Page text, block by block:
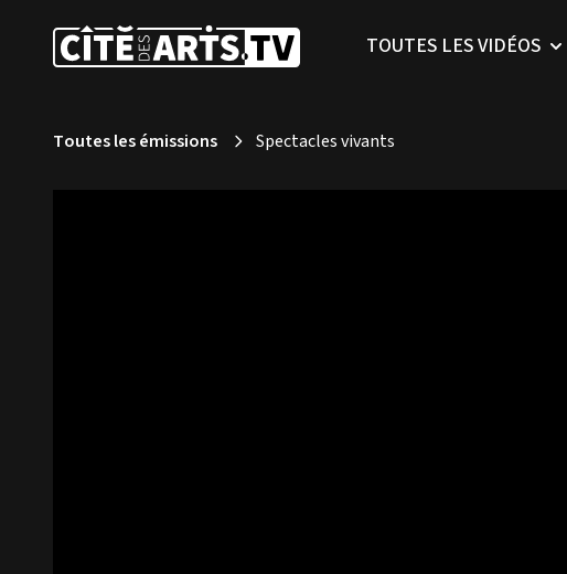
TOUTES LES VIDÉOS
Toutes les émissions Spectacles vivants